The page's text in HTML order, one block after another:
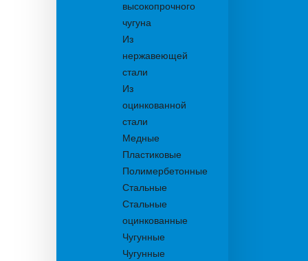
высокопрочного
чугуна
Из
нержавеющей
стали
Из
оцинкованной
стали
Медные
Пластиковые
Полимербетонные
Стальные
Стальные
оцинкованные
Чугунные
Чугунные